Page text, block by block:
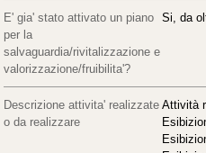
E' gia' stato attivato un piano
per la
salvaguardia/rivitalizzazione e
valorizzazione/fruibilita'?
Si, da
Descrizione attivita' realizzate
o da realizzare
Attività